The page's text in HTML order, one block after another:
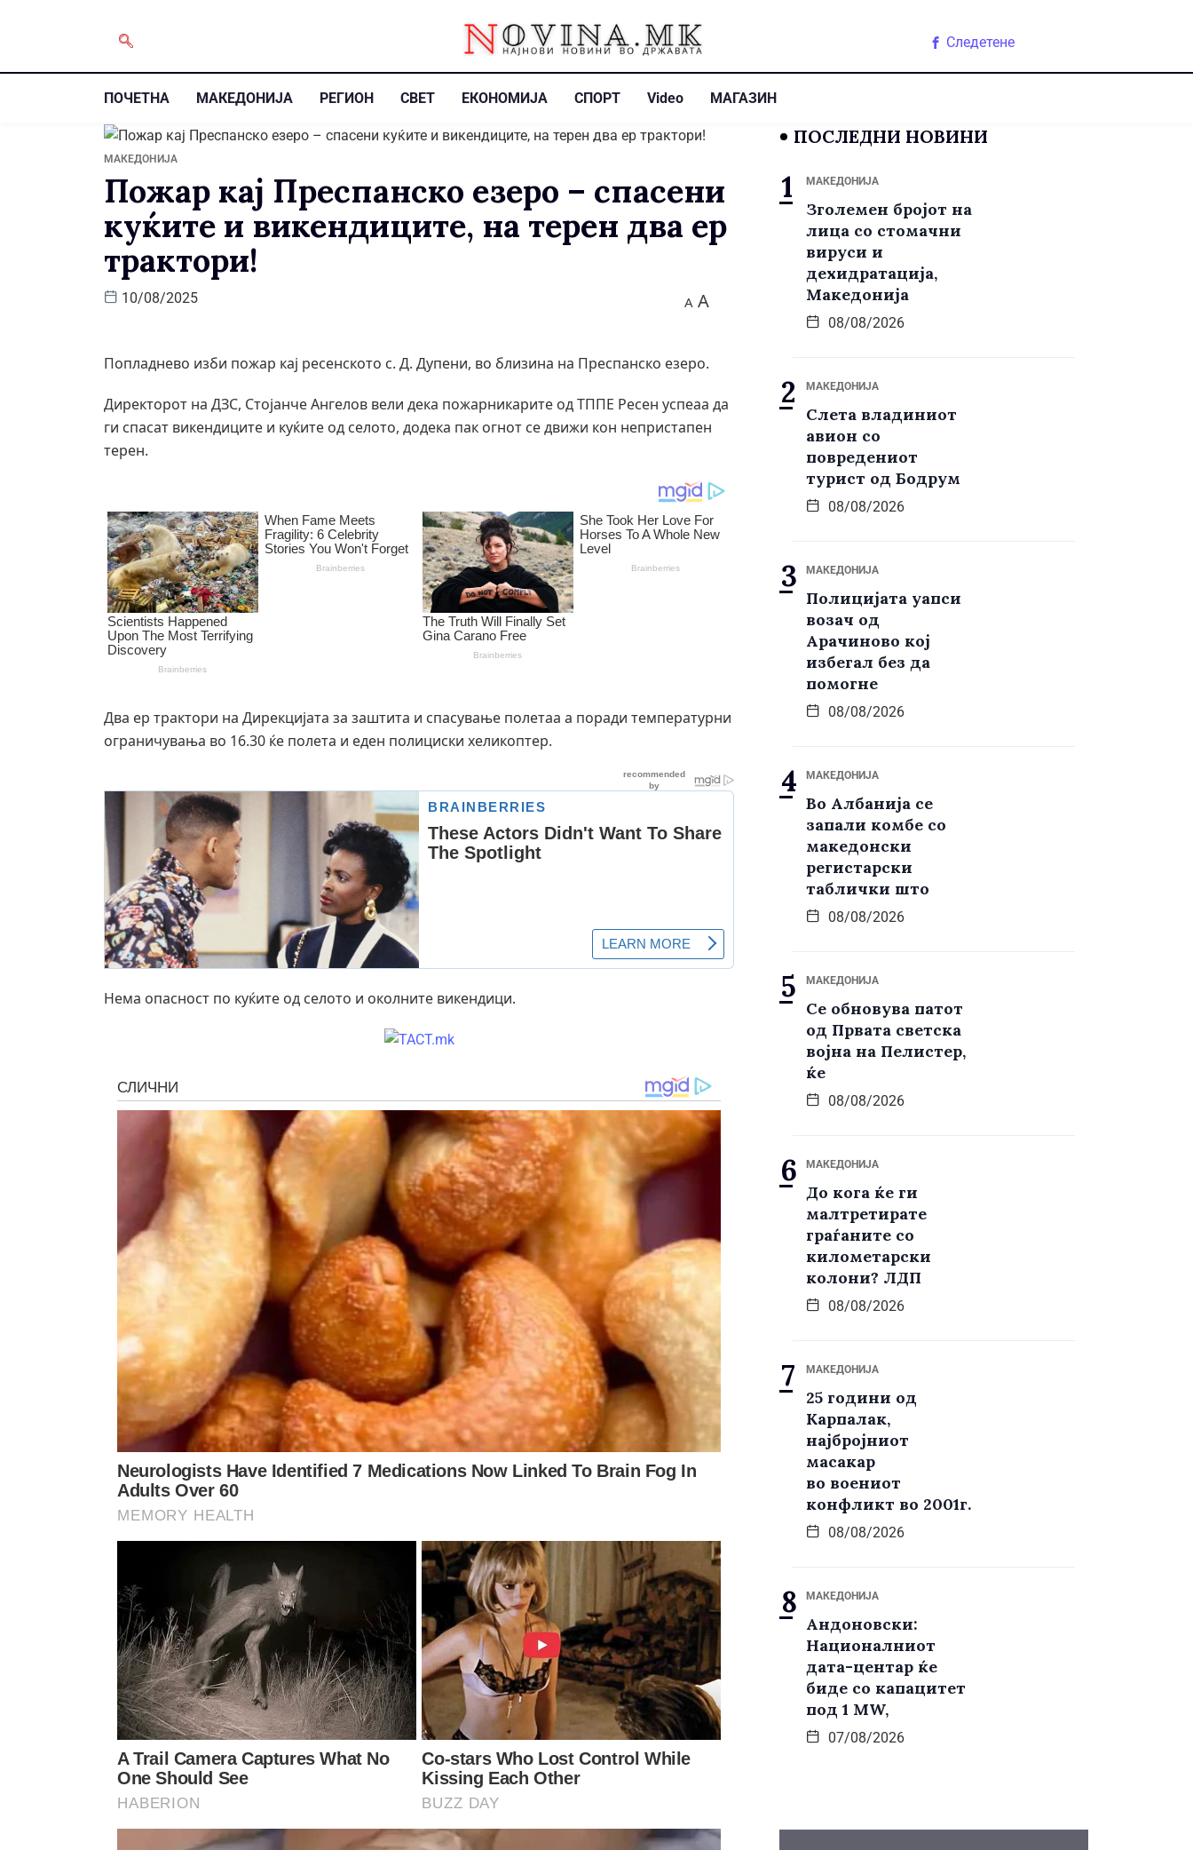
Следетене
ПОЧЕТНА МАКЕДОНИЈА РЕГИОН СВЕТ ЕКОНОМИЈА СПОРТ Video МАГАЗИН
МАКЕДОНИЈА
Пожар кај Преспанско езеро – спасени
куќите и викендиците, на терен два ер
трактори!
10/08/2025 A A
Попладнево изби пожар кај ресенското с. Д. Дупени, во близина на Преспанско езеро.
Директорот на ДЗС, Стојанче Ангелов вели дека пожарникарите од ТППЕ Ресен успеаа да
ги спасат викендиците и куќите од селото, додека пак огнот се движи кон непристапен
терен.
Два ер трактори на Дирекцијата за заштита и спасување полетаа а поради температурни
ограничувања во 16.30 ќе полета и еден полициски хеликоптер.
Нема опасност по куќите од селото и околните викендици.
ПОСЛЕДНИ НОВИНИ
МАКЕДОНИЈА
Зголемен бројот на
лица со стомачни
вируси и
дехидратација,
Македонија
08/08/2026
МАКЕДОНИЈА
Слета владиниот
авион со
повредениот
турист од Бодрум
08/08/2026
МАКЕДОНИЈА
Полицијата уапси
возач од
Арачиново кој
избегал без да
помогне
08/08/2026
МАКЕДОНИЈА
Во Албанија се
запали комбе со
македонски
регистарски
таблички што
08/08/2026
МАКЕДОНИЈА
Се обновува патот
од Првата светска
војна на Пелистер,
ќе
08/08/2026
МАКЕДОНИЈА
До кога ќе ги
малтретирате
граѓаните со
километарски
колони? ЛДП
08/08/2026
МАКЕДОНИЈА
25 години од
Карпалак,
најбројниот
масакар
во воениот
конфликт во 2001г.
08/08/2026
МАКЕДОНИЈА
Андоновски:
Националниот
дата-центар ќе
биде со капацитет
под 1 MW,
07/08/2026